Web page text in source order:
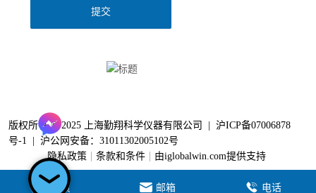
提交
家 电子邮件 电话
版权所有 © 2025 上海勤翔科学仪器有限公司 |沪ICP备07006878
号-1
|沪公网安备：31011302005102号
隐私政策
条款和条件 由iglobalwin.com提供支持
首页 邮箱 电话